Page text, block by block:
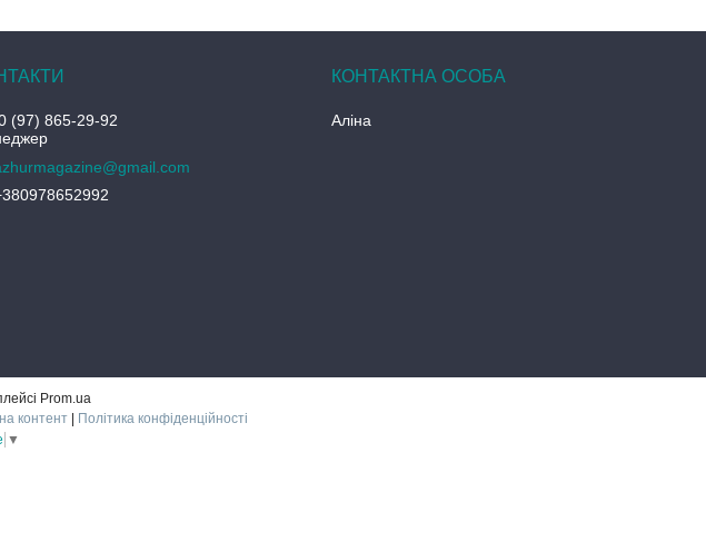
(97) 865-29-92
Аліна
Prom.ua
контент
Політика конфіденційності
▼